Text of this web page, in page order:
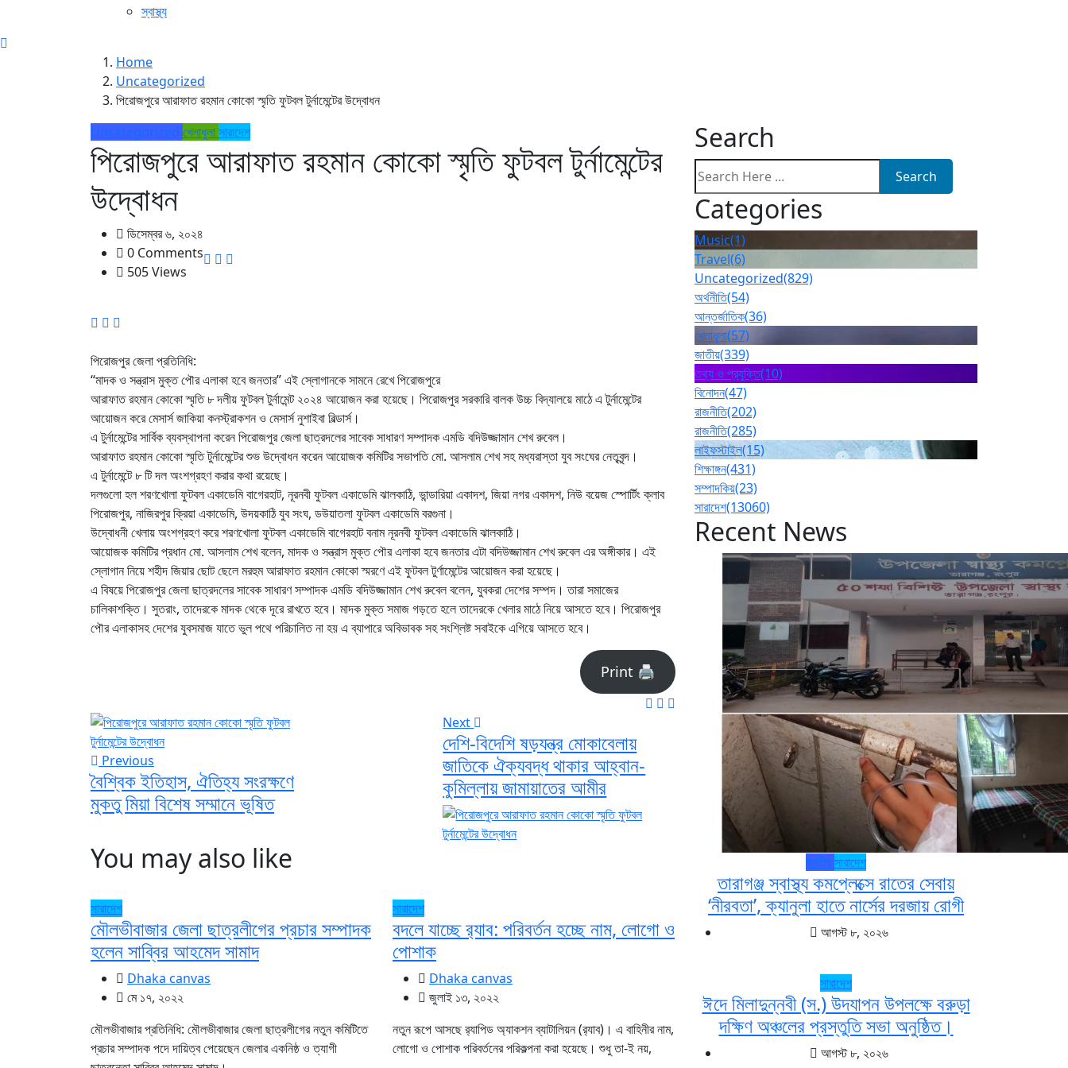
স্বাস্থ্য
Home
Uncategorized
পিরোজপুরে আরাফাত রহমান কোকো স্মৃতি ফুটবল টুর্নামেন্টের উদ্বোধন
Uncategorized খেলাধুলাসারাদেশ
পিরোজপুরে আরাফাত রহমান কোকো স্মৃতি ফুটবল টুর্নামেন্টের
উদ্বোধন
ডিসেম্বর ৬, ২০২৪
0 Comments
505 Views
পিরোজপুর জেলা প্রতিনিধি:
“মাদক ও সন্ত্রাস মুক্ত পৌর এলাকা হবে জনতার” এই স্লোগানকে সামনে রেখে পিরোজপুরে
আরাফাত রহমান কোকো স্মৃতি ৮ দলীয় ফুটবল টুর্নামেন্ট ২০২৪ আয়োজন করা হয়েছে। পিরোজপুর সরকারি বালক উচ্চ বিদ্যালয়ে মাঠে এ টুর্নামেন্টের
আয়োজন করে মেসার্স জাকিয়া কনস্ট্রাকশন ও মেসার্স নুশাইবা বিল্ডার্স।
এ টুর্নামেন্টের সার্বিক ব্যবস্থাপনা করেন পিরোজপুর জেলা ছাত্রদলের সাবেক সাধারণ সম্পাদক এমডি বদিউজ্জামান শেখ রুবেল।
আরাফাত রহমান কোকো স্মৃতি টুর্নামেন্টের শুভ উদ্বোধন করেন আয়োজক কমিটির সভাপতি মো. আসলাম শেখ সহ মধ্যরাস্তা যুব সংঘের নেতৃবৃন্দ।
এ টুর্নামেন্টে ৮ টি দল অংশগ্রহণ করার কথা রয়েছে।
দলগুলো হল শরণখোলা ফুটবল একাডেমি বাগেরহাট, নূরনবী ফুটবল একাডেমি ঝালকাঠি, ভান্ডারিয়া একাদশ, জিয়া নগর একাদশ, নিউ বয়েজ স্পোর্টিং ক্লাব
পিরোজপুর, নাজিরপুর ক্রিয়া একাডেমি, উদয়কাঠি যুব সংঘ, ডউয়াতলা ফুটবল একাডেমি বরগুনা।
উদ্বোধনী খেলায় অংশগ্রহণ করে শরণখোলা ফুটবল একাডেমি বাগেরহাট বনাম নূরনবী ফুটবল একাডেমি ঝালকাঠি।
আয়োজক কমিটির প্রধান মো. আসলাম শেখ বলেন, মাদক ও সন্ত্রাস মুক্ত পৌর এলাকা হবে জনতার এটা বদিউজ্জামান শেখ রুবেল এর অঙ্গীকার। এই
স্লোগান নিয়ে শহীদ জিয়ার ছোট ছেলে মরহুম আরাফাত রহমান কোকো স্মরণে এই ফুটবল টুর্ণামেন্টের আয়োজন করা হয়েছে।
এ বিষয়ে পিরোজপুর জেলা ছাত্রদলের সাবেক সাধারণ সম্পাদক এমডি বদিউজ্জামান শেখ রুবেল বলেন, যুবকরা দেশের সম্পদ। তারা সমাজের
চালিকাশক্তি। সুতরাং, তাদেরকে মাদক থেকে দূরে রাখতে হবে। মাদক মুক্ত সমাজ গড়তে হলে তাদেরকে খেলার মাঠে নিয়ে আসতে হবে। পিরোজপুর
পৌর এলাকাসহ দেশের যুবসমাজ যাতে ভুল পথে পরিচালিত না হয় এ ব্যাপারে অবিভাবক সহ সংশ্লিষ্ট সবাইকে এগিয়ে আসতে হবে।
Print 🖨
Previous
বৈশ্বিক ইতিহাস, ঐতিহ্য সংরক্ষণে
মুকতু মিয়া বিশেষ সম্মানে ভূষিত
Next
দেশি-বিদেশি ষড়যন্ত্র মোকাবেলায়
জাতিকে ঐক্যবদ্ধ থাকার আহ্বান-
কুমিল্লায় জামায়াতের আমীর
You may also like
সারাদেশ
মৌলভীবাজার জেলা ছাত্রলীগের প্রচার সম্পাদক
হলেন সাব্বির আহমেদ সামাদ
Dhaka canvas
মে ১৭, ২০২২
মৌলভীবাজার প্রতিনিধি: মৌলভীবাজার জেলা ছাত্রলীগের নতুন কমিটিতে
প্রচার সম্পাদক পদে দায়িত্ব পেয়েছেন জেলার একনিষ্ঠ ও ত্যাগী
সারাদেশ
বদলে যাচ্ছে র‌্যাব: পরিবর্তন হচ্ছে নাম, লোগো ও
পোশাক
Dhaka canvas
জুলাই ১৩, ২০২২
নতুন রূপে আসছে র‌্যাপিড অ্যাকশন ব্যাটালিয়ন (র‌্যাব)। এ বাহিনীর নাম,
লোগো ও পোশাক পরিবর্তনের পরিকল্পনা করা হয়েছে। শুধু তা-ই নয়,
Search
Search
Categories
Music(1)
Travel(6)
Uncategorized(829)
অর্থনীতি(54)
আন্তর্জাতিক(36)
খেলাধুলা(57)
জাতীয়(339)
তথ্য ও প্রযুক্তি(10)
বিনোদন(47)
রাজনীতি(202)
রাজনীতি(285)
লাইফস্টাইল(15)
শিক্ষাঙ্গন(431)
সম্পাদকিয়(23)
সারাদেশ(13060)
Recent News
জাতীয়সারাদেশ
তারাগঞ্জ স্বাস্থ্য কমপ্লেক্সে রাতের সেবায়
‘নীরবতা’, ক্যানুলা হাতে নার্সের দরজায় রোগী
আগস্ট ৮, ২০২৬
সারাদেশ
ঈদে মিলাদুন্নবী (স.) উদযাপন উপলক্ষে বরুড়া
দক্ষিণ অঞ্চলের প্রস্তুতি সভা অনুষ্ঠিত।
আগস্ট ৮, ২০২৬